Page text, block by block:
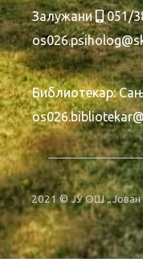
Залужани
051/
Библиотекар:
2021 © ЈУ ОШ „Јован